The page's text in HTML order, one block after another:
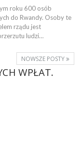
roku 600 osób
do Rwandy. Osoby te
rządu jest
ludzi…
NOWSZE POSTY
WPŁAT.